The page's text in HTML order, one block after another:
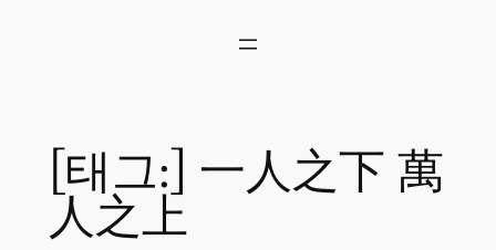
[태그:] 一人之下 萬
人之上